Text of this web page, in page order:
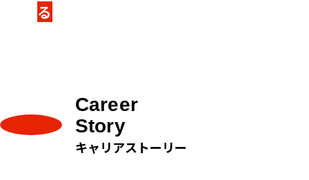
る
Career
Story
キャリアストーリー